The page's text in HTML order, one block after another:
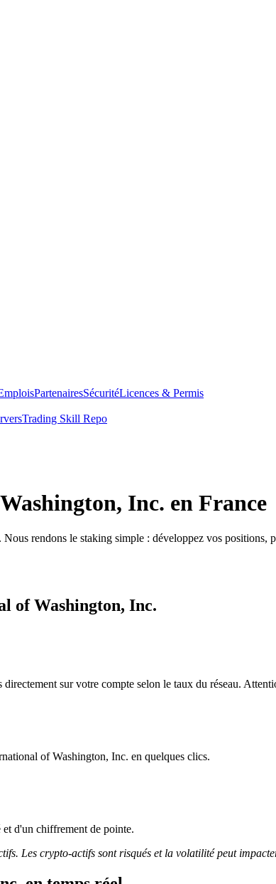
PartenairesSécuritéLicences & Permis
Trading Skill Repo
Inc. en France
rendons le staking simple : développez vos positions,
of Washington, Inc.
sur votre compte selon le taux du réseau.
of Washington, Inc. en quelques clics.
d'un chiffrement de pointe.
Les crypto-actifs sont risqués et la volatilité peut